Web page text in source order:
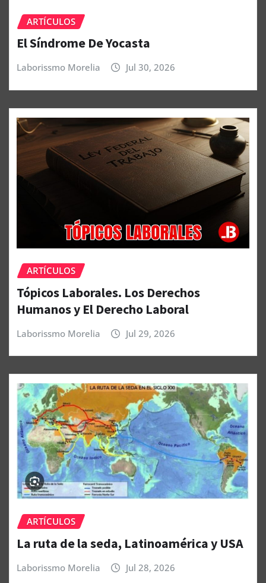
ARTÍCULOS
El Síndrome De Yocasta
Laborissmo Morelia Jul 30, 2026
ARTÍCULOS
Tópicos Laborales. Los Derechos
Humanos y El Derecho Laboral
Laborissmo Morelia Jul 29, 2026
ARTÍCULOS
La ruta de la seda, Latinoamérica y USA
Laborissmo Morelia Jul 28, 2026